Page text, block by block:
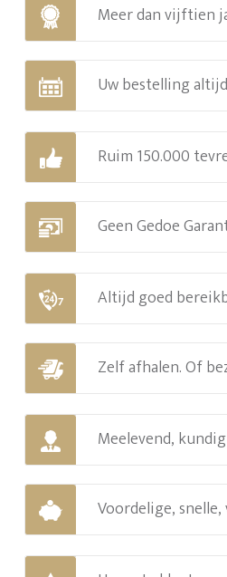
Meer dan vijftien
Uw bestelling
Ruim 150.000
Geen Gedoe
Altijd goed
Zelf afhalen. Of
Meelevend,
Voordelige,